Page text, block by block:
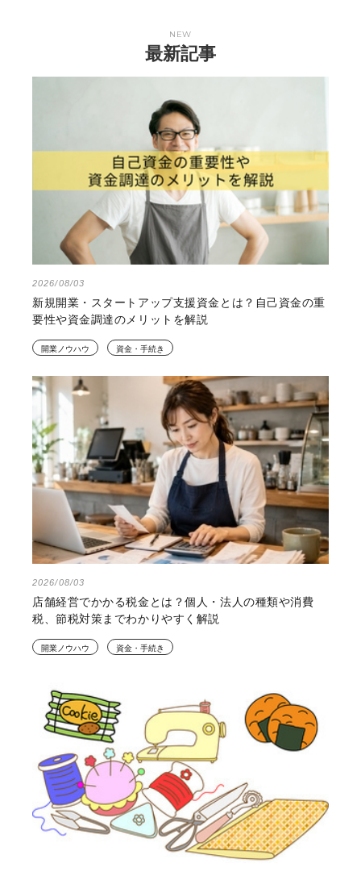
NEW
最新記事
2026/08/03
新規開業・スタートアップ支援資金とは？自己資金の重
要性や資金調達のメリットを解説
開業ノウハウ 資金・手続き
2026/08/03
店舗経営でかかる税金とは？個人・法人の種類や消費
税、節税対策までわかりやすく解説
開業ノウハウ 資金・手続き